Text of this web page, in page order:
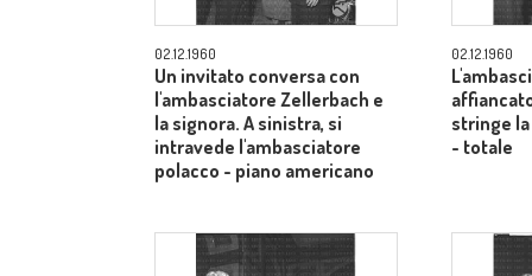
02.12.1960
Un invitato conversa con
l'ambasciatore Zellerbach e
la signora. A sinistra, si
intravede l'ambasciatore
polacco - piano americano
02.12.1960
stringe
- totale